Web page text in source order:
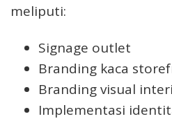
meliputi:
Signage outlet
Branding kaca
Branding visual
Implementasi